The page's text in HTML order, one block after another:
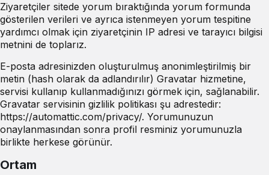
Ziyaretçiler sitede yorum bıraktığında yorum formunda
gösterilen verileri ve ayrıca istenmeyen yorum tespitine
yardımcı olmak için ziyaretçinin IP adresi ve tarayıcı bilgisi
metnini de toplarız.
E-posta adresinizden oluşturulmuş anonimleştirilmiş bir
metin (hash olarak da adlandırılır) Gravatar hizmetine,
servisi kullanıp kullanmadığınızı görmek için, sağlanabilir.
Gravatar servisinin gizlilik politikası şu adrestedir:
https://automattic.com/privacy/. Yorumunuzun
onaylanmasından sonra profil resminiz yorumunuzla
birlikte herkese görünür.
Ortam